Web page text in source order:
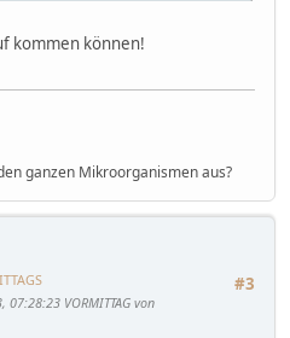
kommen können!
ganzen Mikroorganismen aus?
#3
07:28:23 VORMITTAG von